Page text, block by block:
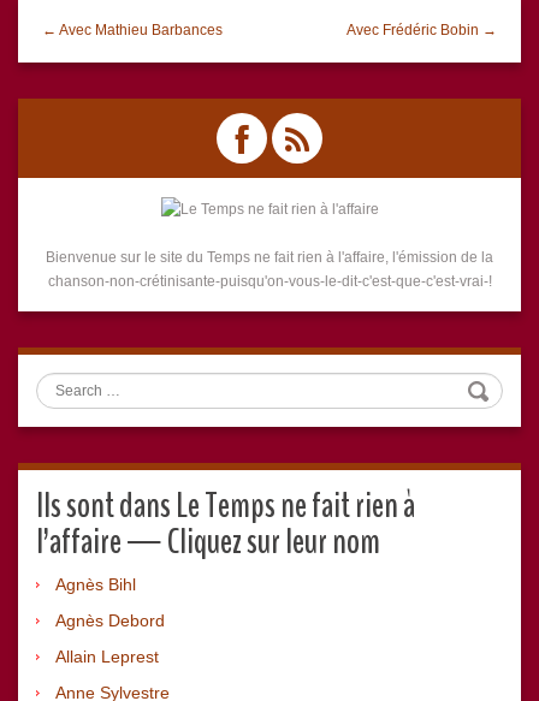
← Avec Mathieu Barbances Avec Frédéric Bobin →
Bienvenue sur le site du Temps ne fait rien à l'affaire, l'émission de la
chanson-non-crétinisante-puisqu'on-vous-le-dit-c'est-que-c'est-vrai-!
Search
Ils sont dans Le Temps ne fait rien à
l’affaire — Cliquez sur leur nom
Agnès Bihl
Agnès Debord
Allain Leprest
Anne Sylvestre